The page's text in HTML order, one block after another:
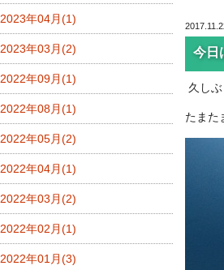
今日
久し
たまた
2023年04月(1)
2023年03月(2)
2022年09月(1)
2022年08月(1)
2022年05月(2)
2022年04月(1)
2022年03月(2)
2022年02月(1)
2022年01月(3)